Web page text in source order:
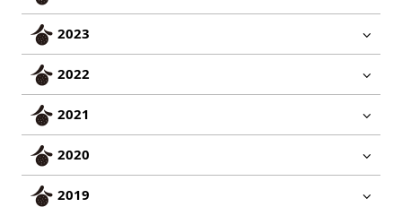
2023
2022
2021
2020
2019